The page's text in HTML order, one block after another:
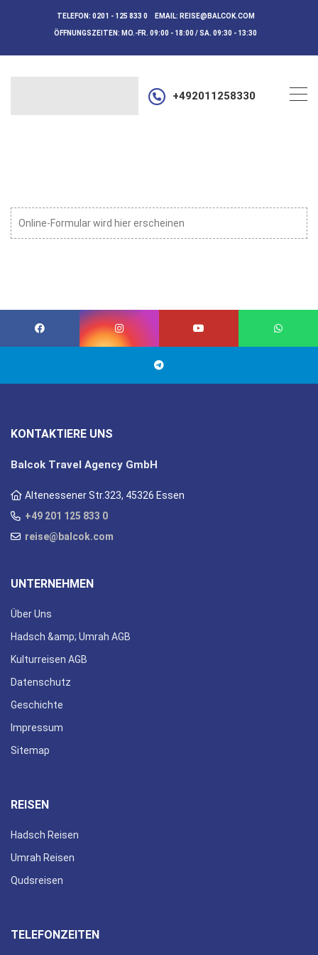
TELEFON: 0201 - 125 833 0 EMAIL: REISE@BALCOK.COM
ÖFFNUNGSZEITEN: MO.-FR. 09:00 - 18:00 / SA. 09:30 - 13:30
+492011258330
Online-Formular wird hier erscheinen
KONTAKTIERE UNS
Balcok Travel Agency GmbH
Altenessener Str.323, 45326 Essen
+49 201 125 833 0
reise@balcok.com
UNTERNEHMEN
Über Uns
Hadsch &amp; Umrah AGB
Kulturreisen AGB
Datenschutz
Geschichte
Impressum
Sitemap
REISEN
Hadsch Reisen
Umrah Reisen
Qudsreisen
TELEFONZEITEN